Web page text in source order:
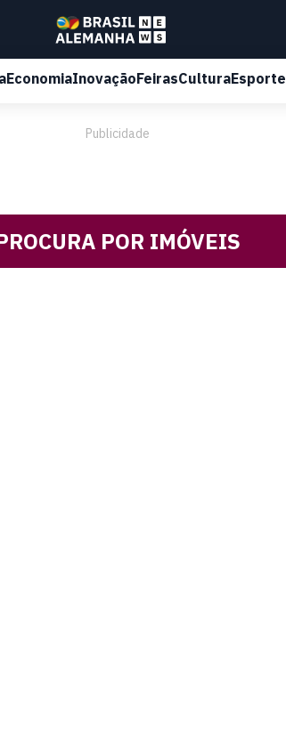
EconomiaInovaçãoFeirasCulturaEsporte
Publicidade
POR IMÓVEIS